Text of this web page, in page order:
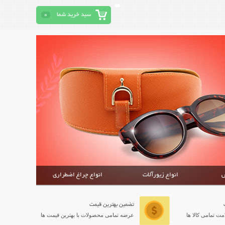
سبد خرید شما 0
انواع زیورآلات انواع چراغ اضطراری
تمامی کالا ها
تضمین بهترین قیمت
عرضه تمامی محصولات با بهترین قیمت ها